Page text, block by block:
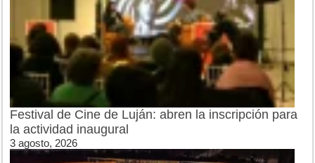
Festival de Cine de Luján: abren la inscripción para
la actividad inaugural
3 agosto, 2026